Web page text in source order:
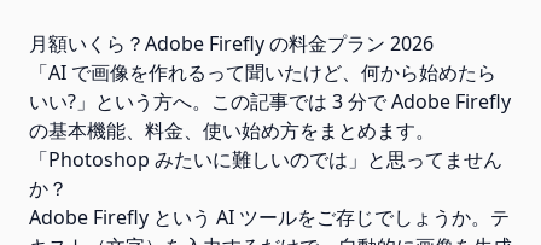
月額いくら？Adobe Firefly の料金プラン 2026
「AI で画像を作れるって聞いたけど、何から始めたら
いい?」という方へ。この記事では 3 分で Adobe Firefly
の基本機能、料金、使い始め方をまとめます。
「Photoshop みたいに難しいのでは」と思ってません
か？
Adobe Firefly という AI ツールをご存じでしょうか。テ